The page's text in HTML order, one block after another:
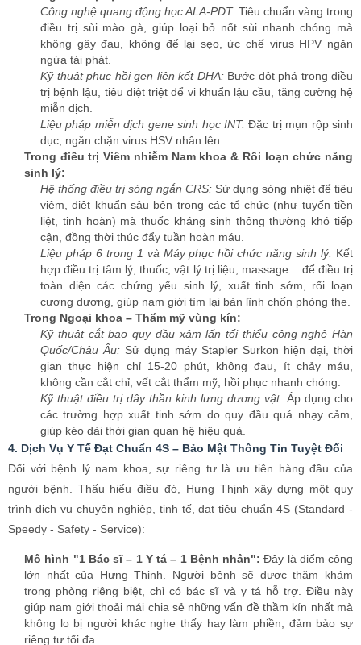
viêm, diệt khuẩn sâu bên trong các tổ chức (như tuyến tiền
liệt, tinh hoàn) mà thuốc kháng sinh thông thường khó tiếp
cận, đồng thời thúc đẩy tuần hoàn máu.
Liệu pháp 6 trong 1 và Máy phục hồi chức năng sinh lý:
hợp điều trị tâm lý, thuốc, vật lý trị liệu, massage... để điều trị
toàn diện các chứng yếu sinh lý, xuất tinh sớm, rối loạn
cương dương, giúp nam giới tìm lại bản lĩnh chốn phòng the.
Trong Ngoại khoa – Thẩm mỹ vùng kín:
Kỹ thuật cắt bao quy đầu xâm lấn tối thiểu công nghệ Hàn
Quốc/Châu Âu:Sử dụng máy Stapler Surkon hiện đại, thời
gian thực hiện chỉ 15-20 phút, không đau, ít chảy máu,
không cần cắt chỉ, vết cắt thẩm mỹ, hồi phục nhanh chóng.
Kỹ thuật điều trị dây thần kinh lưng dương vật:Áp dụng cho
các trường hợp xuất tinh sớm do quy đầu quá nhạy cảm,
giúp kéo dài thời gian quan hệ hiệu quả.
4. Dịch Vụ Y Tế Đạt Chuẩn 4S – Bảo Mật Thông Tin Tuyệt Đối
Đối với bệnh lý nam khoa, sự riêng tư là ưu tiên hàng đầu của
người bệnh. Thấu hiểu điều đó, Hưng Thịnh xây dựng một quy
trình dịch vụ chuyên nghiệp, tinh tế, đạt tiêu chuẩn 4S (Standard -
Speedy - Safety - Service):
Mô hình "1 Bác sĩ – 1 Y tá – 1 Bệnh nhân":Đây là điểm cộng
lớn nhất của Hưng Thịnh. Người bệnh sẽ được thăm khám
trong phòng riêng biệt, chỉ có bác sĩ và y tá hỗ trợ. Điều này
giúp nam giới thoải mái chia sẻ những vấn đề thầm kín nhất mà
không lo bị người khác nghe thấy hay làm phiền, đảm bảo sự
riêng tư tối đa.
mọi thông tin cá nhân và hồ sơ bệnh án của khách hàng bằng
hệ thống lưu trữ điện tử an toàn. Thông tin chỉ được sử dụng
cho mục đích điều trị và không bao giờ được tiết lộ cho bên thứ
ba nếu không có sự đồng ý của người bệnh.
hẹn trực tuyến thông minh, người bệnh có thể chủ động chọn
giờ khám. Khi đến nơi, chỉ cần đọc mã số hẹn là được vào khám
ngay, không mất thời gian xếp hàng lấy số mệt mỏi như tại các
bệnh viện công.
Thời gian làm việc linh hoạt:Phòng khám mở cửa từ 8h00 –
20h00 tất cả các ngày trong tuần, bao gồm cả Thứ 7, Chủ nhật